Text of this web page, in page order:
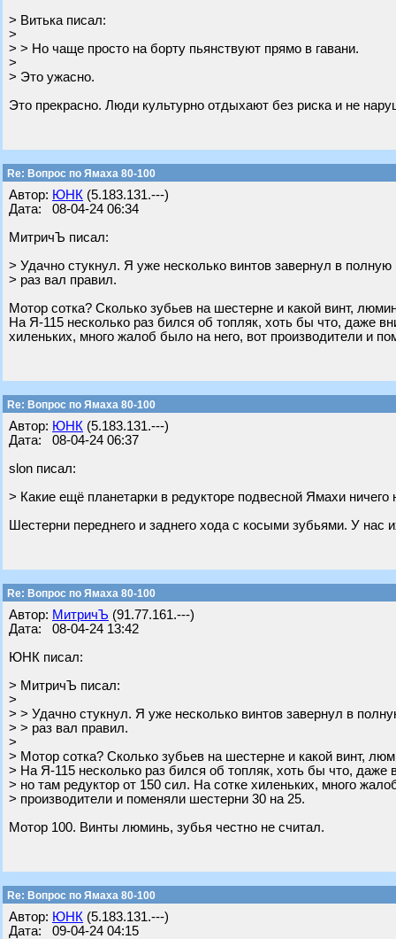
> Витька писал:
>
> > Но чаще просто на борту пьянствуют прямо в гавани.
>
> Это ужасно.
Это прекрасно. Люди культурно отдыхают без риска и не
Re: Вопрос по Ямаха 80-100
Автор: ЮНК (5.183.131.---)
Дата: 08-04-24 06:34
МитричЪ писал:
> Удачно стукнул. Я уже несколько винтов завернул в полную
> раз вал правил.
Мотор сотка? Сколько зубьев на шестерне и какой винт,
На Я-115 несколько раз бился об топляк, хоть бы что, даже
хиленьких, много жалоб было на него, вот производители и
Re: Вопрос по Ямаха 80-100
Автор: ЮНК (5.183.131.---)
Дата: 08-04-24 06:37
slon писал:
> Какие ещё планетарки в редукторе подвесной Ямахи ничего
Шестерни переднего и заднего хода с косыми зубьями. У нас
Re: Вопрос по Ямаха 80-100
Автор: МитричЪ (91.77.161.---)
Дата: 08-04-24 13:42
ЮНК писал:
> МитричЪ писал:
>
> > Удачно стукнул. Я уже несколько винтов завернул в
> > раз вал правил.
>
> Мотор сотка? Сколько зубьев на шестерне и какой винт,
> На Я-115 несколько раз бился об топляк, хоть бы что, даже
> но там редуктор от 150 сил. На сотке хиленьких, много
> производители и поменяли шестерни 30 на 25.
Мотор 100. Винты люминь, зубья честно не считал.
Re: Вопрос по Ямаха 80-100
Автор: ЮНК (5.183.131.---)
Дата: 09-04-24 04:15